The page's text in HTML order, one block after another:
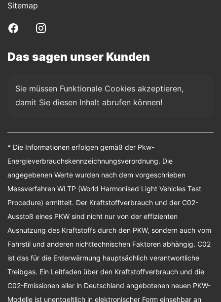
Sitemap
Das sagen unser Kunden
Sie müssen Funktionale Cookies akzeptieren,
damit Sie diesen Inhalt abrufen können!
* Die Informationen erfolgen gemäß der Pkw-
Energieverbrauchskennzeichnungsverordnung. Die
angegebenen Werte wurden nach dem vorgeschrieben
Messverfahren WLTP (World Harmonised Light Vehicles Test
Procedure) ermittelt. Der Kraftstoffverbrauch und der C02-
Ausstoß eines PKW sind nicht nur von der effizienten
Ausnutzung des Kraftstoffs durch den PKW, sondern auch vom
Fahrstil und anderen nichttechnischen Faktoren abhängig. C02
ist das für die Erderwärmung hauptsächlich verantwortliche
Treibgas. Ein Leitfaden über den Kraftstoffverbrauch und die
C02-Emissionen aller in Deutschland angebotenen neuen PKW-
Modelle ist unentgeltlich in elektronischer Form einsehbar an